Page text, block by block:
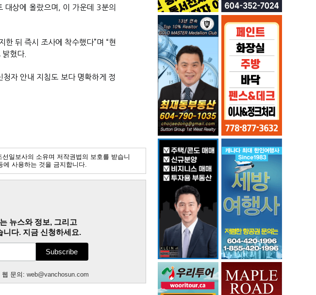
대상에 올랐으며, 이 가운데 3분의
뒤 즉시 조사에 착수했다”며 “현
혔다.
자 안내 지침도 보다 명확하게 정
일보사의 소유며 저작권법의 보호를 받습니
사용하는 것을 금지합니다.
뉴스와 정보, 그리고
니다. 지금 신청하세요.
웹 문의: web@vanchosun.com